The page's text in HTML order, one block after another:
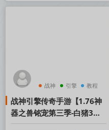
战神 引擎 教程
战神引擎传奇手游【1.76神
器之兽铭宠第三季-白猪3】
最新整理Win系特色服务端